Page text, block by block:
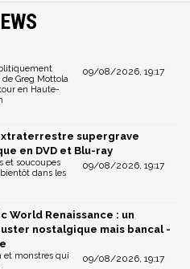
09/08/2026, 19:17
Greg Mottola
en Haute-
supergrave
en DVD et Blu-ray
09/08/2026, 19:17
et soucoupes
dans les
World Renaissance : un
nostalgique mais bancal -
09/08/2026, 19:17
et monstres qui